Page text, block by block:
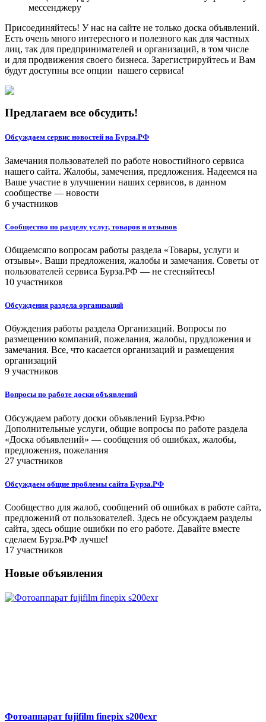
мессенджеру
Присоединяйтесь! У нас на сайте не только доска объявлений.
Есть очень много интересного и полезного как для частных
лиц, так для предпринимателей и организаций, в том числе
и для продвижения своего бизнеса. Зарегистрируйтесь и Вам
будут доступны все опции нашего сервиса!
Предлагаем все обсудить!
Обсуждаем сервис новостей на Бурза.РФ
Замечания пользователей по работе новостийного сервиса
нашего сайта. Жалобы, замечения, предложения. Надеемся на
Ваше участие в улучшении наших сервисов, в данном
сообществе — новости
6 участников
Сообщество по разделу услуг, товаров и отзывов
Общаемсяпо вопросам работы раздела «Товары, услуги и
отзывы». Ваши предложения, жалобы и замечания. Советы от
пользователей сервиса Бурза.РФ — не стесняйтесь!
10 участников
Обсуждения раздела организаций
Обуждения работы раздела Организаций. Вопросы по
размещению компаний, пожелания, жалобы, прудложения и
замечания. Все, что касается организаций и размещения
организаций
9 участников
Вопросы по работе доски объявлений
Обсуждаем работу доски объявлений Бурза.РФю
Дополнительные услуги, общие вопросы по работе раздела
«Доска объявлений» — сообщения об ошибках, жалобы,
предложения, пожелания
27 участников
Обсуждаем общие проблемы сайта Бурза.РФ
Сообщество для жалоб, сообщений об ошибках в работе сайта,
предложений от пользователей. Здесь не обсуждаем разделы
сайта, здесь общие ошибки по его работе. Давайте вместе
сделаем Бурза.РФ лучше!
17 участников
Новые объявления
Фотоаппарат fujifilm finepix s200exr